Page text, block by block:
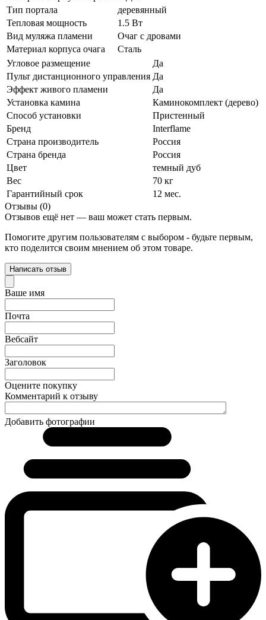
Тип портала
деревянный
Тепловая мощность
1.5 Вт
Вид муляжа пламени
Очаг с дровами
Материал корпуса очага
Сталь
Угловое размещение
Да
Пульт дистанционного управления Да
Эффект живого пламени
Да
Установка камина
Каминокомплект (дерево)
Способ установки
Пристенный
Бренд
Interflame
Страна производитель
Россия
Страна бренда
Россия
Цвет
темный дуб
Вес
70 кг
Гарантийный срок
12 мес.
Отзывы (0)
Отзывов ещё нет — ваш может стать первым.
Помогите другим пользователям с выбором - будьте первым,
кто поделится своим мнением об этом товаре.
Написать отзыв
Ваше имя
Почта
Вебсайт
Заголовок
Оцените покупку
Комментарий к отзыву
Добавить фотографии